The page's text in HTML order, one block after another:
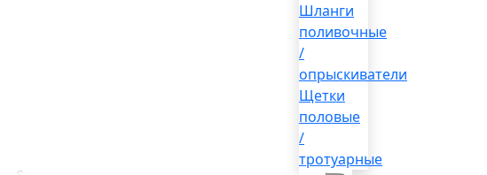
Шланги
поливочные
/
опрыскиватели
Щетки
половые
/
тротуарные